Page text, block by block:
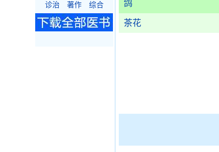
鸽
茶花
诊治 著作 综合